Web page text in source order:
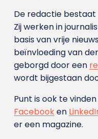
De redactie bestaat
Zij werken in
basis van vrije
beïnvloeding van
geborgd door een
wordt bijgestaan
Punt is ook te
Facebooken
er een magazine.